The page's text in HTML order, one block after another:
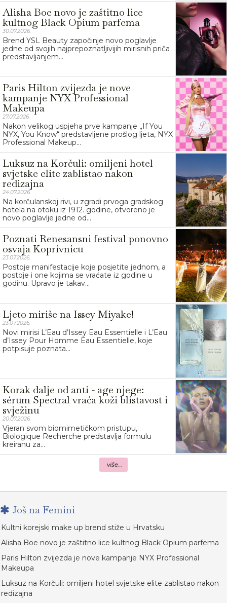
Alisha Boe novo je zaštitno lice
kultnog Black Opium parfema
30.07.2026.
Brend YSL Beauty započinje novo poglavlje
jedne od svojih najprepoznatljivijih mirisnih priča
predstavljanjem...
Paris Hilton zvijezda je nove
kampanje NYX Professional
Makeupa
27.07.2026.
Nakon velikog uspjeha prve kampanje „If You
NYX, You Know“ predstavljene prošlog ljeta, NYX
Professional Makeup...
Luksuz na Korčuli: omiljeni hotel
svjetske elite zablistao nakon
redizajna
24.07.2026.
Na korčulanskoj rivi, u zgradi prvoga gradskog
hotela na otoku iz 1912. godine, otvoreno je
novo poglavlje jedne od...
Poznati Renesansni festival ponovno
osvaja Koprivnicu
23.07.2026.
Postoje manifestacije koje posjetite jednom, a
postoje i one kojima se vraćate iz godine u
godinu. Upravo je takav...
Ljeto miriše na Issey Miyake!
23.07.2026.
Novi mirisi L’Eau d’Issey Eau Essentielle i L’Eau
d’Issey Pour Homme Eau Essentielle, koje
potpisuje poznata...
Korak dalje od anti - age njege:
sérum Spectral vraća koži blistavost i
svježinu
20.07.2026.
Vjeran svom biomimetičkom pristupu,
Biologique Recherche predstavlja formulu
kreiranu za...
više...
Još na Femini
Kultni korejski make up brend stiže u Hrvatsku
Alisha Boe novo je zaštitno lice kultnog Black Opium parfema
Paris Hilton zvijezda je nove kampanje NYX Professional
Makeupa
Luksuz na Korčuli: omiljeni hotel svjetske elite zablistao nakon
redizajna